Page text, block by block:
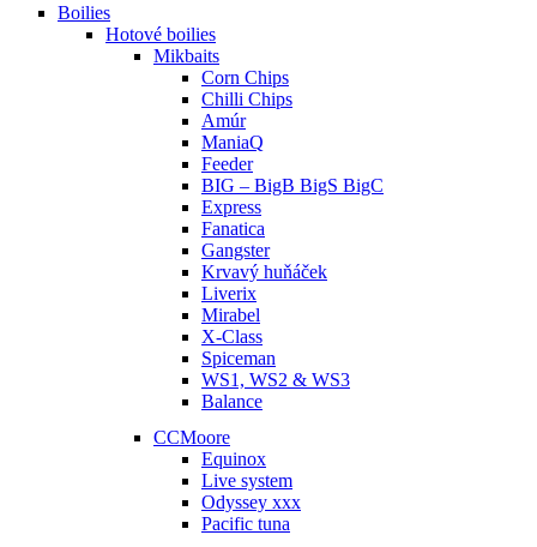
Boilies
Hotové boilies
Mikbaits
Corn Chips
Chilli Chips
Amúr
ManiaQ
Feeder
BIG – BigB BigS BigC
Express
Fanatica
Gangster
Krvavý huňáček
Liverix
Mirabel
X-Class
Spiceman
WS1, WS2 & WS3
Balance
CCMoore
Equinox
Live system
Odyssey xxx
Pacific tuna